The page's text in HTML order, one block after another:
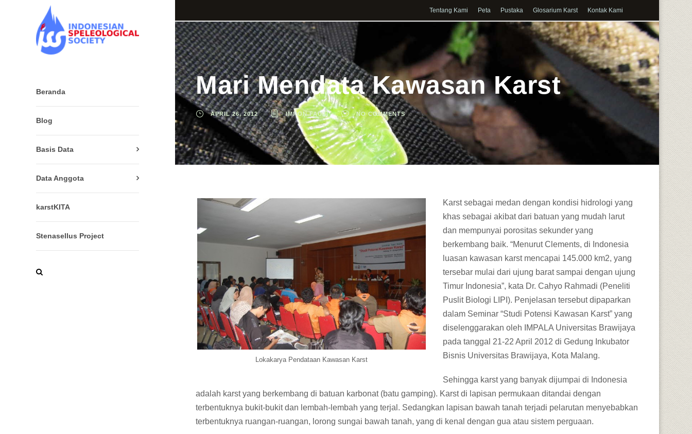
Beranda
Blog
Basis Data
Data Anggota
karstKITA
Stenasellus Project
Tentang Kami Peta Pustaka Glosarium Karst Kontak Kami
Mari Mendata Kawasan Karst
APRIL 26, 2012 IMRON FAUZI NO COMMENTS
Lokakarya Pendataan Kawasan Karst
Karst sebagai medan dengan kondisi hidrologi yang
khas sebagai akibat dari batuan yang mudah larut
dan mempunyai porositas sekunder yang
berkembang baik. “Menurut Clements, di Indonesia
luasan kawasan karst mencapai 145.000 km2, yang
tersebar mulai dari ujung barat sampai dengan ujung
Timur Indonesia”, kata Dr. Cahyo Rahmadi (Peneliti
Puslit Biologi LIPI). Penjelasan tersebut dipaparkan
dalam Seminar “Studi Potensi Kawasan Karst” yang
diselenggarakan oleh IMPALA Universitas Brawijaya
pada tanggal 21-22 April 2012 di Gedung Inkubator
Bisnis Universitas Brawijaya, Kota Malang.
Sehingga karst yang banyak dijumpai di Indonesia
adalah karst yang berkembang di batuan karbonat (batu gamping). Karst di lapisan permukaan ditandai dengan
terbentuknya bukit-bukit dan lembah-lembah yang terjal. Sedangkan lapisan bawah tanah terjadi pelarutan menyebabkan
terbentuknya ruangan-ruangan, lorong sungai bawah tanah, yang di kenal dengan gua atau sistem perguaan.